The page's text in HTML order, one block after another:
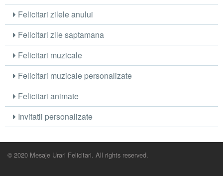
Felicitari zilele anului
Felicitari zile saptamana
Felicitari muzicale
Felicitari muzicale personalizate
Felicitari animate
Invitatii personalizate
© 2020 Mesaje Urari Felicitari. All rights reserved.